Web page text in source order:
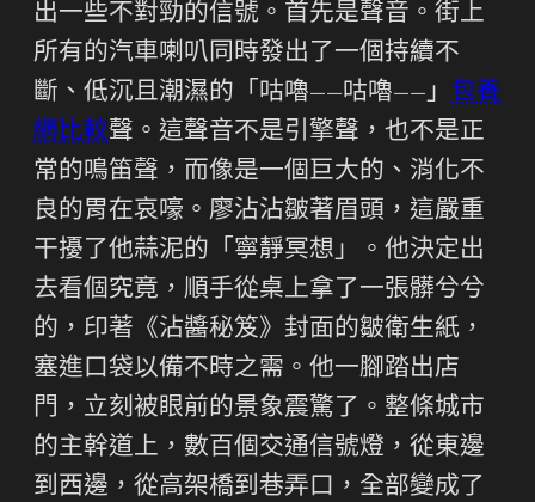
出一些不對勁的信號。首先是聲音。街上
所有的汽車喇叭同時發出了一個持續不
斷、低沉且潮濕的「咕嚕——咕嚕——」 包養
網比較聲。這聲音不是引擎聲，也不是正
常的鳴笛聲，而像是一個巨大的、消化不
良的胃在哀嚎。廖沾沾皺著眉頭，這嚴重
干擾了他蒜泥的「寧靜冥想」。他決定出
去看個究竟，順手從桌上拿了一張髒兮兮
的，印著《沾醬秘笈》封面的皺衛生紙，
塞進口袋以備不時之需。他一腳踏出店
門，立刻被眼前的景象震驚了。整條城市
的主幹道上，數百個交通信號燈，從東邊
到西邊，從高架橋到巷弄口，全部變成了